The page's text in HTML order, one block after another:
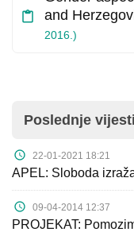
nama
sa
licem
kuća
and
2016.)
Poslednje vijesti
22-01-2021 18:21
APEL: Sloboda
09-04-2014 12:37
PROJEKAT: